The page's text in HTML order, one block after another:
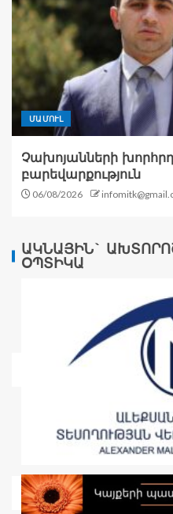
ՄԱՄՈՒԼ
Չախոյանների
բարեվարքություն
06/08/2026
ԱԿՆԱՅԻՆ`
ՕՊՏԻԿԱ